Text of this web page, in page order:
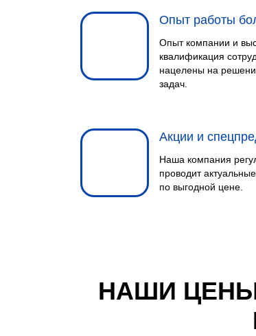
Опыт работы
Опыт компании и
квалификация
нацелены на
задач.
Акции и
Наша компания
проводит
по выгодной цене.
НАШИ